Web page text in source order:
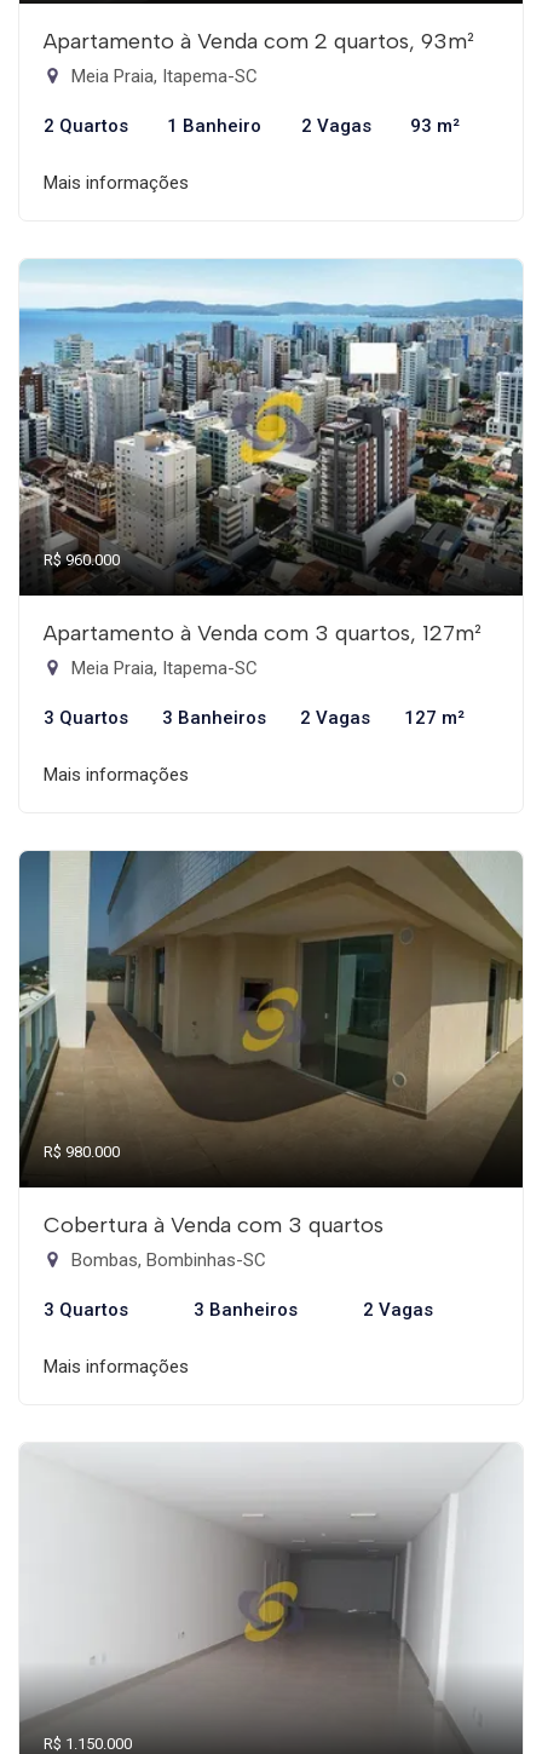
Apartamento à Venda com 2 quartos, 93m²
Meia Praia, Itapema-SC
2 Quartos 1 Banheiro 2 Vagas 93 m²
Mais informações
R$ 960.000
Apartamento à Venda com 3 quartos, 127m²
Meia Praia, Itapema-SC
3 Quartos 3 Banheiros 2 Vagas 127 m²
Mais informações
R$ 980.000
Cobertura à Venda com 3 quartos
Bombas, Bombinhas-SC
3 Quartos 3 Banheiros 2 Vagas
Mais informações
R$ 1.150.000